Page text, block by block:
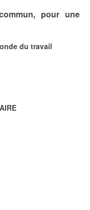
pour une
du travail